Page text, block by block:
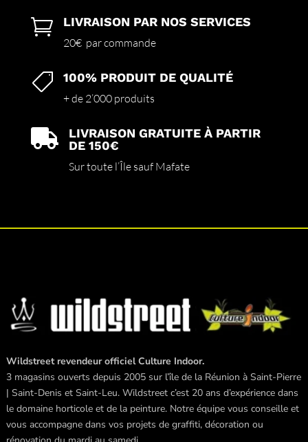
du
 LIVRAISON PAR NOS SERVICES
20€ par commande
 100% PRODUIT DE QUALITÉ
+ de 2’000 produits

LIVRAISON GRATUITE À PARTIR
DE 150€
Sur toute l’Île sauf Mafate
Wildstreet revendeur officiel Culture Indoor.
3 magasins ouverts depuis 2005 sur l’île de la Réunion à Saint-Pierre
| Saint-Denis et Saint-Leu. Wildstreet c’est 20 ans d’expérience dans
le domaine horticole et de la peinture. Notre équipe vous conseille et
vous accompagne dans vos projets de graffiti, décoration ou